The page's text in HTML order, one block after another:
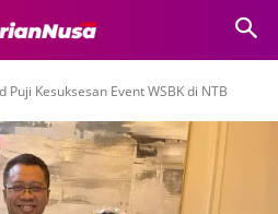
Puji Kesuksesan Event WSBK di NTB